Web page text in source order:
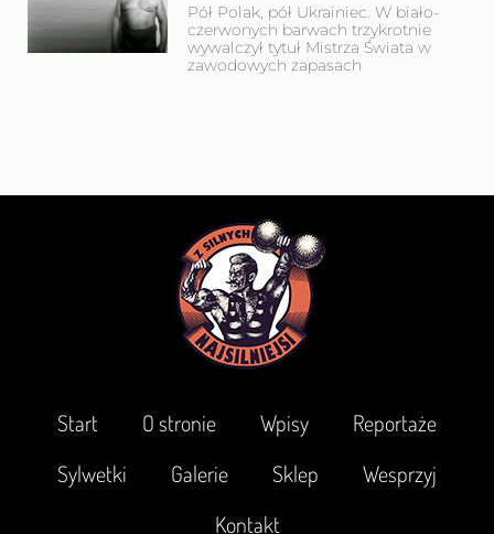
Pół Polak, pół Ukrainiec. W biało-
czerwonych barwach trzykrotnie
wywalczył tytuł Mistrza Świata w
zawodowych zapasach
Start O stronie Wpisy
Reportaże
Sylwetki
Galerie Sklep
Wesprzyj
Kontakt